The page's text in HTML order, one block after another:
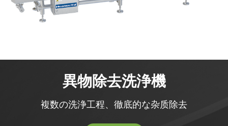
異物除去洗浄機
複数の洗浄工程、徹底的な杂质除去